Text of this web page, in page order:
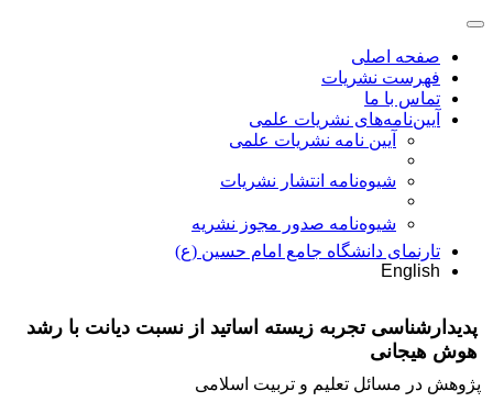
صفحه اصلی
فهرست نشریات
تماس با ما
آیین‌نامه‌های نشریات علمی
آیین نامه نشریات علمی
شیوه‌نامه انتشار نشریات
شیوهنامه صدور مجوز نشریه
تارنمای دانشگاه جامع امام حسین (ع)
English
پدیدارشناسی تجربه زیسته اساتید از نسبت دیانت با رشد
هوش هیجانی
پژوهش در مسائل تعلیم و تربیت اسلامی